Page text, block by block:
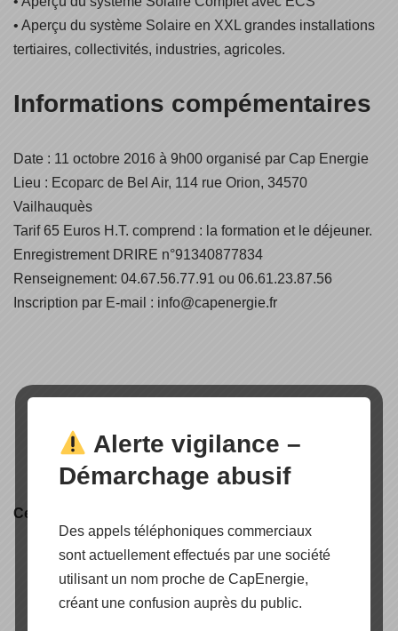
• Aperçu du système Solaire en XXL grandes installations
tertiaires, collectivités, industries, agricoles.
Informations compémentaires
Date : 11 octobre 2016 à 9h00 organisé par Cap Energie
Lieu : Ecoparc de Bel Air, 114 rue Orion, 34570
Vailhauquès
Tarif 65 Euros H.T. comprend : la formation et le déjeuner.
Enregistrement DRIRE n°91340877834
Renseignement: 04.67.56.77.91 ou 06.61.23.87.56
Inscription par E-mail : info@capenergie.fr
Certification produit
Alerte vigilance –
Démarchage abusif
Des appels téléphoniques commerciaux
sont actuellement effectués par une société
utilisant un nom proche de CapEnergie,
créant une confusion auprès du public.